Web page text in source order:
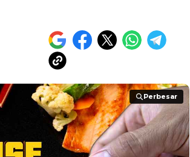
Perbesar
Perbesar